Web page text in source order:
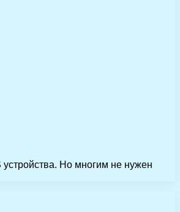
Но многим не нужен